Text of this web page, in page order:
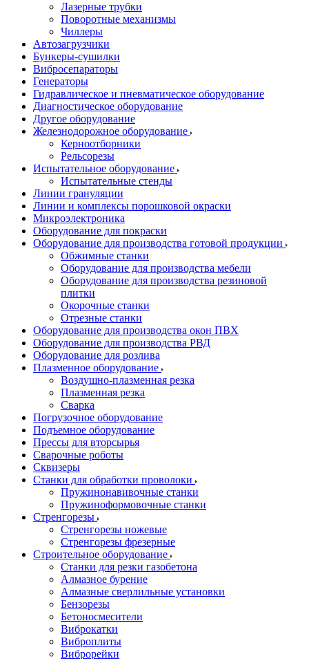
Лазерные трубки
Поворотные механизмы
Чиллеры
Автозагрузчики
Бункеры-сушилки
Вибросепараторы
Генераторы
Гидравлическое и пневматическое оборудование
Диагностическое оборудование
Другое оборудование
Железнодорожное оборудование
Керноотборники
Рельсорезы
Испытательное оборудование
Испытательные стенды
Линии грануляции
Линии и комплексы порошковой окраски
Микроэлектроника
Оборудование для покраски
Оборудование для производства готовой продукции
Обжимные станки
Оборудование для производства мебели
Оборудование для производства резиновой
плитки
Окорочные станки
Отрезные станки
Оборудование для производства окон ПВХ
Оборудование для производства РВД
Оборудование для розлива
Плазменное оборудование
Воздушно-плазменная резка
Плазменная резка
Сварка
Погрузочное оборудование
Подъемное оборудование
Прессы для вторсырья
Сварочные роботы
Сквизеры
Станки для обработки проволоки
Пружинонавивочные станки
Пружиноформовочные станки
Стренгорезы
Стренгорезы ножевые
Стренгорезы фрезерные
Строительное оборудование
Станки для резки газобетона
Алмазное бурение
Алмазные сверлильные установки
Бензорезы
Бетоносмесители
Виброкатки
Виброплиты
Виброрейки